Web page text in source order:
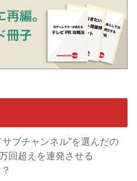
ブチャンネル”を選んだの
回超えを連発させる